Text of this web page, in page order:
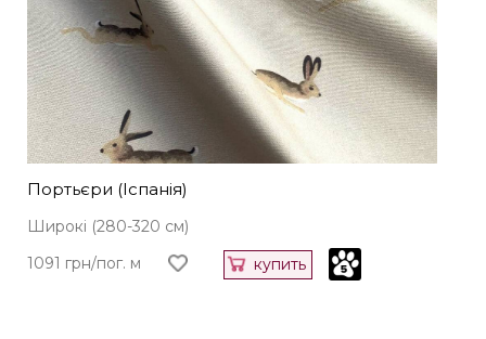
Портьєри (Іспанія)
Широкі (280-320 см)
1091 грн/пог. м
купить